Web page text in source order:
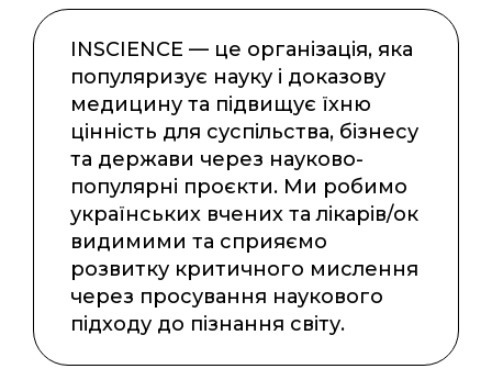
INSCIENCE — це організація, яка
популяризує науку і доказову
медицину та підвищує їхню
цінність для суспільства, бізнесу
та держави через науково-
популярні проєкти. Ми робимо
українських вчених та лікарів/ок
видимими та сприяємо
розвитку критичного мислення
через просування наукового
підходу до пізнання світу.